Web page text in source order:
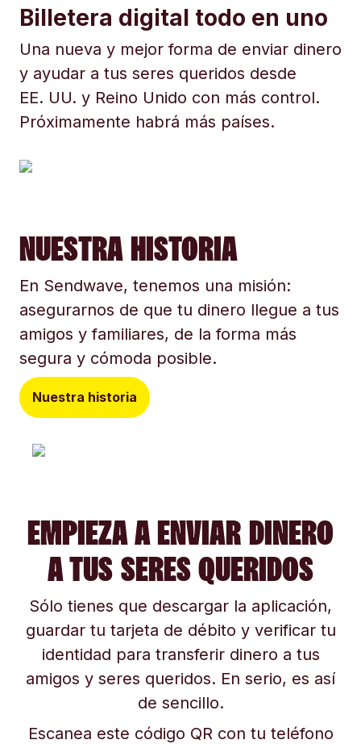
Billetera digital todo en uno
Una nueva y mejor forma de enviar dinero
y ayudar a tus seres queridos desde
EE. UU. y Reino Unido con más control.
Próximamente habrá más países.
NUESTRA HISTORIA
En Sendwave, tenemos una misión:
asegurarnos de que tu dinero llegue a tus
amigos y familiares, de la forma más
segura y cómoda posible.
Nuestra historia
EMPIEZA A ENVIAR DINERO
A TUS SERES QUERIDOS
Sólo tienes que descargar la aplicación,
guardar tu tarjeta de débito y verificar tu
identidad para transferir dinero a tus
amigos y seres queridos. En serio, es así
de sencillo.
Escanea este código QR con tu teléfono